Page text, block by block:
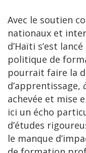
Avec le soutien
nationaux et
d’Haïti s’est
politique de
pourrait faire la
d’apprentissage,
achevée et mise
ici un écho
d’études
le manque